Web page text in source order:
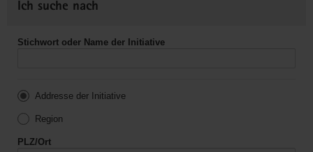
Ich suche nach
Stichwort oder Name der Initiative
Addresse der Initiative
Region
PLZ/Ort